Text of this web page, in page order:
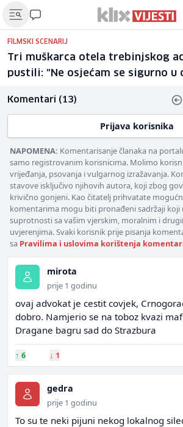
FILMSKI SCENARIJ
Tri muškarca otela trebinjskog
pustili: "Ne osjećam se sigurno u
Komentari (13)
Prijava korisnika
NAPOMENA: Komentarisanje članaka na
samo registrovanim korisnicima. Molimo
vrijeđanja, psovanja i vulgarnog izražavanja.
stavove isključivo njihovih autora, koji zbog
krivično gonjeni. Kao čitatelj prihvatate
komentarima mogu biti pronađeni sadržaji koji
suprotnosti sa vašim vjerskim, moralnim i
uvjerenjima. Svaki korisnik prije pisanja
sa Pravilima i uslovima korištenja
mirota
prije 1 godinu
ovaj advokat je cestit covjek,
dobro. Namjerio se na toboz kvazi
Dragane bagru sad do Strazbura
↑ 6 ↓ 1
gedra
prije 1 godinu
To su te neki pijuni nekog lokalnog